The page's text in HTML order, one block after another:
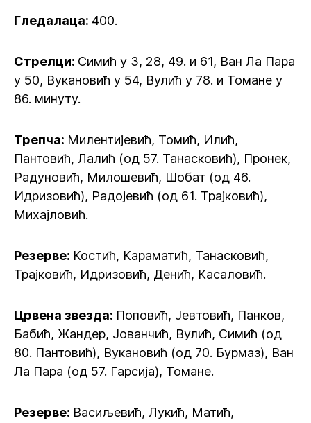
Гледалаца: 400.
Стрелци: Симић у 3, 28, 49. и 61, Ван Ла Пара
у 50, Вукановић у 54, Вулић у 78. и Томане у
86. минуту.
Трепча: Милентијевић, Томић, Илић,
Пантовић, Лалић (од 57. Танасковић), Пронек,
Радуновић, Милошевић, Шобат (од 46.
Идризовић), Радојевић (од 61. Трајковић),
Михајловић.
Резерве: Костић, Караматић, Танасковић,
Трајковић, Идризовић, Денић, Касаловић.
Црвена звезда: Поповић, Јевтовић, Панков,
Бабић, Жандер, Јованчић, Вулић, Симић (од
80. Пантовић), Вукановић (од 70. Бурмаз), Ван
Ла Пара (од 57. Гарсија), Томане.
Резерве: Васиљевић, Лукић, Матић,